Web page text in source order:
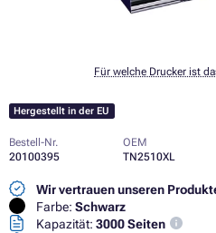
Für welche Drucker ist
Hergestellt in der EU
Bestell-Nr.
20100395
OEM
TN2510XL
Wir vertrauen unseren
Farbe: Schwarz
Kapazität: 3000 Seiten